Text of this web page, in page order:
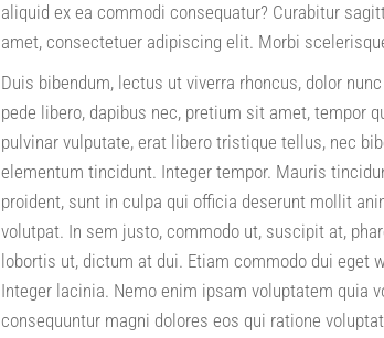
aliquid ex ea commodi consequatur? Curabitur
amet, consectetuer adipiscing elit. Morbi
Duis bibendum, lectus ut viverra rhoncus, dolor
pede libero, dapibus nec, pretium sit amet, tempor
pulvinar vulputate, erat libero tristique tellus, nec
elementum tincidunt. Integer tempor. Mauris
proident, sunt in culpa qui officia deserunt mollit
volutpat. In sem justo, commodo ut, suscipit at,
lobortis ut, dictum at dui. Etiam commodo dui
Integer lacinia. Nemo enim ipsam voluptatem quia
consequuntur magni dolores eos qui ratione